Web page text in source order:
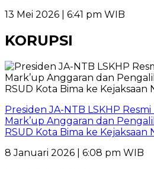
13 Mei 2026 | 6:41 pm WIB
KORUPSI
Presiden JA-NTB LSKHP
Mark’up Anggaran dan
RSUD Kota Bima ke Kejaksaan
8 Januari 2026 | 6:08 pm WIB